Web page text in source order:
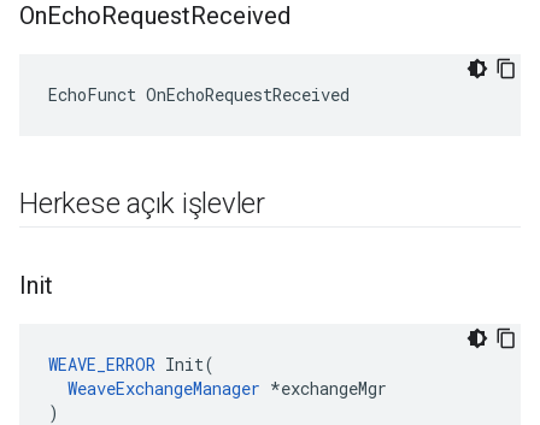
OnEchoRequestReceived
EchoFunct OnEchoRequestReceived
Herkese açık işlevler
Init
WEAVE_ERROR Init(
WeaveExchangeManager *exchangeMgr
)